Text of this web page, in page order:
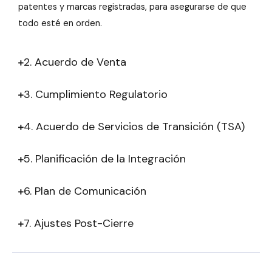
patentes y marcas registradas, para asegurarse de que
todo esté en orden.
2. Acuerdo de Venta
3. Cumplimiento Regulatorio
4. Acuerdo de Servicios de Transición (TSA)
5. Planificación de la Integración
6. Plan de Comunicación
7. Ajustes Post-Cierre